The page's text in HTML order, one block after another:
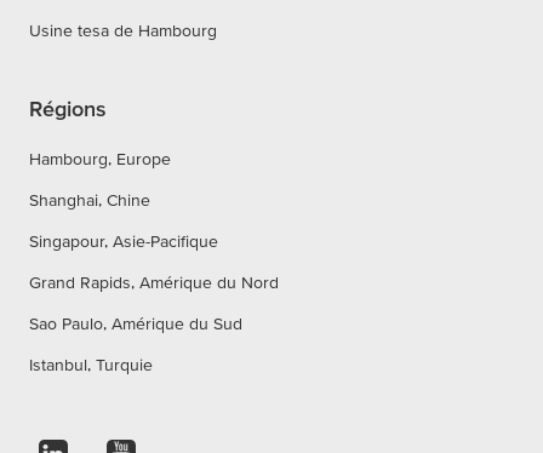
Usine tesa de Hambourg
Régions
Hambourg, Europe
Shanghai, Chine
Singapour, Asie-Pacifique
Grand Rapids, Amérique du Nord
Sao Paulo, Amérique du Sud
Istanbul, Turquie